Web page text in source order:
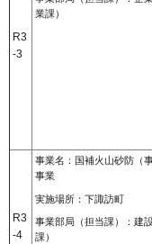
R3
-3
業課）
R3
-4
事業名：国補火山砂防（
事業
実施場所：下諏訪町
事業部局（担当課）：建
課）